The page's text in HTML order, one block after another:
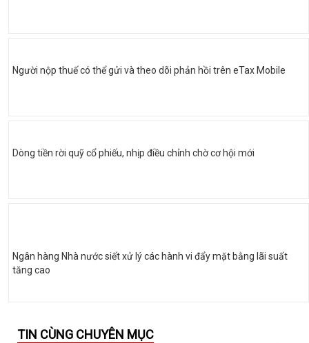
Người nộp thuế có thể gửi và theo dõi phản hồi trên eTax Mobile
Dòng tiền rời quỹ cổ phiếu, nhịp điều chỉnh chờ cơ hội mới
Ngân hàng Nhà nước siết xử lý các hành vi đẩy mặt bằng lãi suất
tăng cao
TIN CÙNG CHUYÊN MỤC